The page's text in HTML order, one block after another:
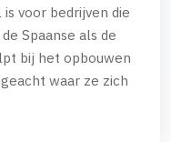
voor bedrijven die
Spaanse als de
bij het opbouwen
waar ze zich